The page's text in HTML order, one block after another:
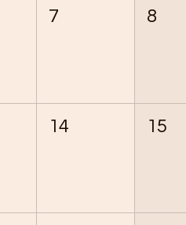
7 8
14 15